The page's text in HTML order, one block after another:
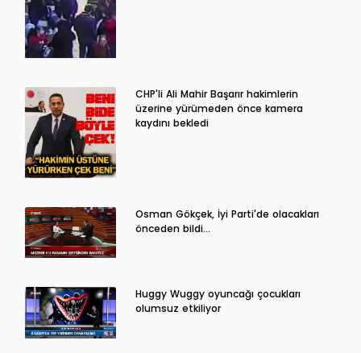
CHP'li Ali Mahir Başarır hakimlerin
üzerine yürümeden önce kamera
kaydını bekledi
Osman Gökçek, İyi Parti'de olacakları
önceden bildi...
Huggy Wuggy oyuncağı çocukları
olumsuz etkiliyor